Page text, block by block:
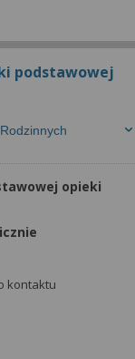
podstawowej
opieki
kontaktu